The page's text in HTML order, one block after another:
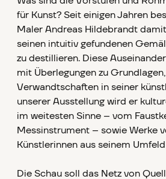
für Kunst? Seit einigen Jahren
Maler Andreas Hildebrandt
seinen intuitiv gefundenen
zu destillieren. Diese
mit Überlegungen zu
Verwandtschaften in seiner
unserer Ausstellung wird er
im weitesten Sinne – vom
Messinstrument – sowie Werke
Künstlerinnen aus seinem
Die Schau soll das Netz von